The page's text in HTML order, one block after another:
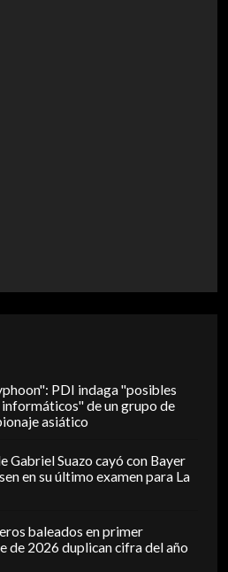
PDI indaga "posibles
de un grupo de
asiático
Gabriel Suazo cayó con Bayer
en su último examen para La
baleados en primer
de 2026 duplican cifra del año